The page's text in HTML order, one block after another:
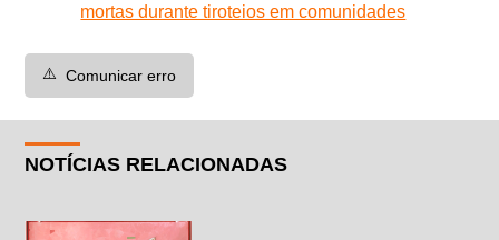
mortas durante tiroteios em comunidades
⚠️ Comunicar erro
NOTÍCIAS RELACIONADAS